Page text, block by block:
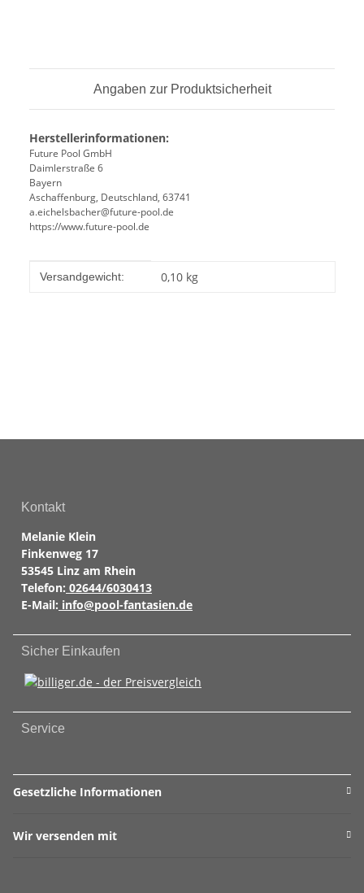
Angaben zur Produktsicherheit
Herstellerinformationen:
Future Pool GmbH
Daimlerstraße 6
Bayern
Aschaffenburg, Deutschland, 63741
a.eichelsbacher@future-pool.de
https://www.future-pool.de
Produkteigenschaft
Wert
Versandgewicht: 0,10 kg
Kontakt
Melanie Klein
Finkenweg 17
53545 Linz am Rhein
Telefon: 02644/6030413
E-Mail: info@pool-fantasien.de
Sicher Einkaufen
Service
Gesetzliche Informationen
Wir versenden mit